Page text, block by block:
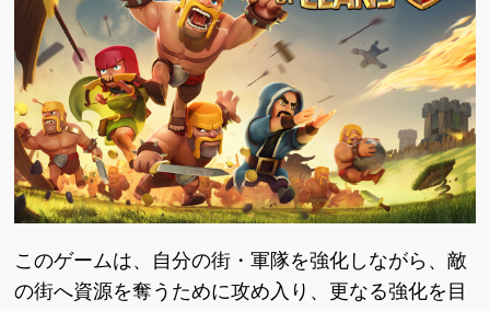
このゲームは、自分の街・軍隊を強化しながら、敵
の街へ資源を奪うために攻め入り、更なる強化を目